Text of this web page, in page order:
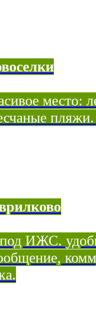
место:
ИЖС.